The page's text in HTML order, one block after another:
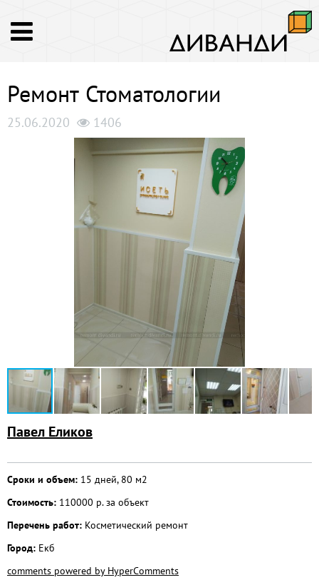
Ремонт Стоматологии
25.06.2020 1406
Павел Еликов
Сроки и объем: 15 дней, 80 м2
Стоимость: 110000 р. за объект
Перечень работ: Косметический ремонт
Город: Екб
comments powered by HyperComments